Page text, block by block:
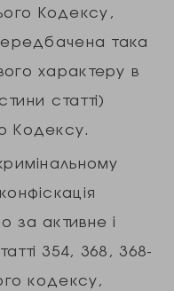
Кодексу,
така
характеру в
статті)
Кодексу.
за активне і
354, 368, 368-
кодексу,